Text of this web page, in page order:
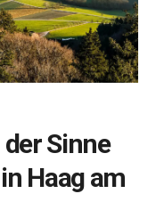
Sinne
Haag am